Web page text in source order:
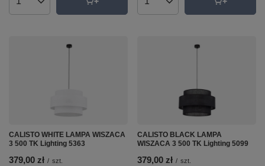
Ilość produktów Ilość produktów
CALISTO WHITE LAMPA WISZACA
3 500 TK Lighting 5363
379,00 zł / szt.
CALISTO BLACK LAMPA
WISZACA 3 500 TK Lighting 5099
379,00 zł / szt.